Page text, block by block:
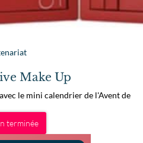
Make Up
le mini calendrier de l'Avent de
terminée